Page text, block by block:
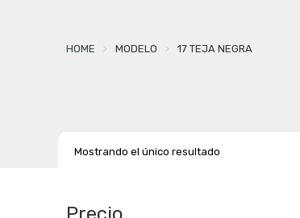
HOME MODELO 17 TEJA NEGRA
Mostrando el único resultado